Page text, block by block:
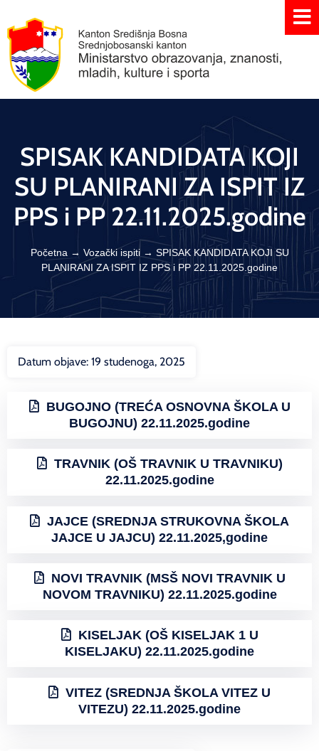
SPISAK KANDIDATA KOJI
SU PLANIRANI ZA ISPIT IZ
PPS i PP 22.11.2025.godine
Početna → Vozački ispiti→ SPISAK KANDIDATA KOJI SU
PLANIRANI ZA ISPIT IZ PPS i PP 22.11.2025.godine
Datum objave: 19 studenoga, 2025
BUGOJNO (TREĆA OSNOVNA ŠKOLA U
BUGOJNU) 22.11.2025.godine
TRAVNIK (OŠ TRAVNIK U TRAVNIKU)
22.11.2025.godine
JAJCE (SREDNJA STRUKOVNA ŠKOLA
JAJCE U JAJCU) 22.11.2025,godine
NOVI TRAVNIK (MSŠ NOVI TRAVNIK U
NOVOM TRAVNIKU) 22.11.2025.godine
KISELJAK (OŠ KISELJAK 1 U
KISELJAKU) 22.11.2025.godine
VITEZ (SREDNJA ŠKOLA VITEZ U
VITEZU) 22.11.2025.godine